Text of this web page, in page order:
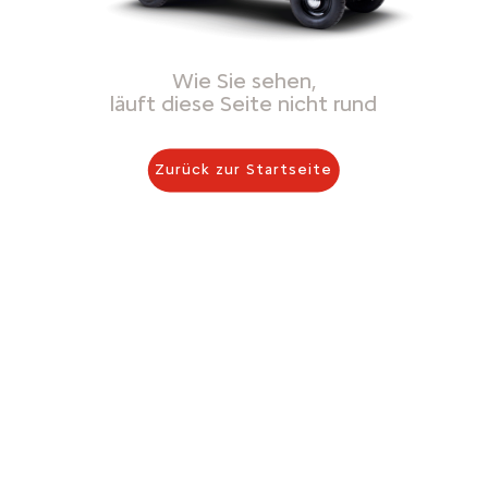
Wie Sie sehen,
läuft diese Seite nicht rund
Zurück zur Startseite